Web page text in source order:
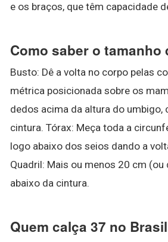
e os braços, que têm capacidade
Como saber o tamanho
Busto: Dê a volta no corpo pelas
métrica posicionada sobre os
dedos acima da altura do umbigo,
cintura. Tórax: Meça toda a
logo abaixo dos seios dando a
Quadril: Mais ou menos 20 cm (ou
abaixo da cintura.
Quem calça 37 no